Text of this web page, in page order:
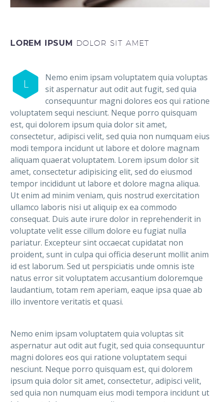
LOREM IPSUM DOLOR SIT AMET
L
Nemo enim ipsam voluptatem quia voluptas
sit aspernatur aut odit aut fugit, sed quia
consequuntur magni dolores eos qui ratione
voluptatem sequi nesciunt. Neque porro quisquam
est, qui dolorem ipsum quia dolor sit amet,
consectetur, adipisci velit, sed quia non numquam eius
modi tempora incidunt ut labore et dolore magnam
aliquam quaerat voluptatem. Lorem ipsum dolor sit
amet, consectetur adipisicing elit, sed do eiusmod
tempor incididunt ut labore et dolore magna aliqua.
Ut enim ad minim veniam, quis nostrud exercitation
ullamco laboris nisi ut aliquip ex ea commodo
consequat. Duis aute irure dolor in reprehenderit in
voluptate velit esse cillum dolore eu fugiat nulla
pariatur. Excepteur sint occaecat cupidatat non
proident, sunt in culpa qui officia deserunt mollit anim
id est laborum. Sed ut perspiciatis unde omnis iste
natus error sit voluptatem accusantium doloremque
laudantium, totam rem aperiam, eaque ipsa quae ab
illo inventore veritatis et quasi.
Nemo enim ipsam voluptatem quia voluptas sit
aspernatur aut odit aut fugit, sed quia consequuntur
magni dolores eos qui ratione voluptatem sequi
nesciunt. Neque porro quisquam est, qui dolorem
ipsum quia dolor sit amet, consectetur, adipisci velit,
sed quia non numquam eius modi tempora incidunt ut